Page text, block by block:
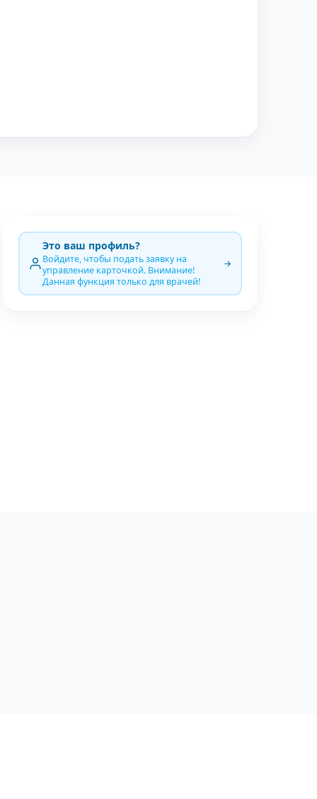
Это ваш профиль?
Войдите, чтобы подать заявку на
управление карточкой. Внимание!
Данная функция только для врачей!